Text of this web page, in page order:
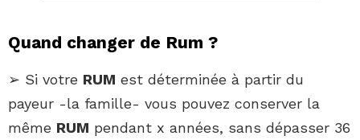
Quand changer de Rum ?
➢ Si votre RUM est déterminée à partir du
payeur -la famille- vous pouvez conserver la
même RUM pendant x années, sans dépasser 36